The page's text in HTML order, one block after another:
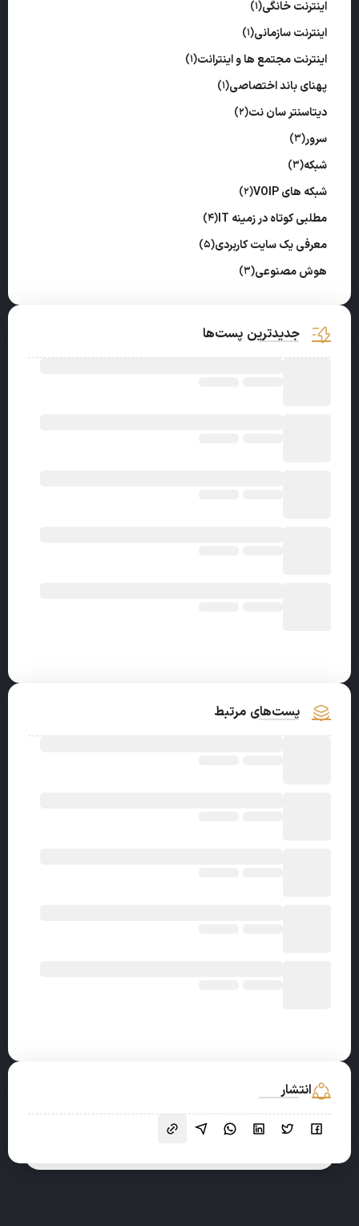
اینترنت خانگی(1)
اینترنت سازمانی(1)
اینترنت مجتمع ها و اینترانت(1)
پهنای باند اختصاصی(1)
دیتاسنتر سان نت(2)
سرور(3)
شبکه(3)
شبکه های VOIP (2)
مطلبی کوتاه در زمینه IT (4)
معرفی یک سایت کاربردی(5)
هوش مصنوعی(3)
جدیدترین پست‌ها
پست‌های مرتبط
انتشار